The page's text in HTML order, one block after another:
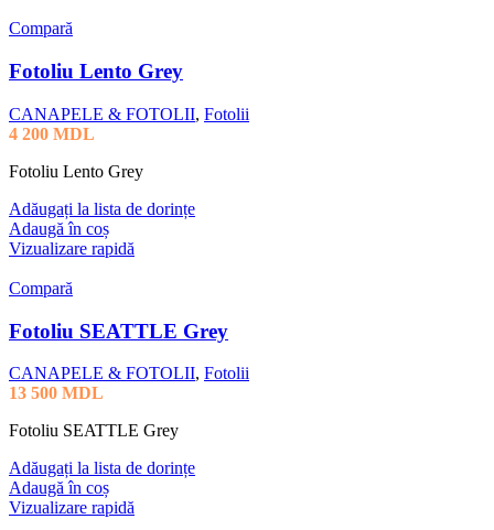
Compară
Fotoliu Lento Grey
CANAPELE & FOTOLII, Fotolii
4 200 MDL
Fotoliu Lento Grey
Adăugați la lista de dorințe
Adaugă în coș
Vizualizare rapidă
Compară
Fotoliu SEATTLE Grey
CANAPELE & FOTOLII, Fotolii
13 500 MDL
Fotoliu SEATTLE Grey
Adăugați la lista de dorințe
Adaugă în coș
Vizualizare rapidă